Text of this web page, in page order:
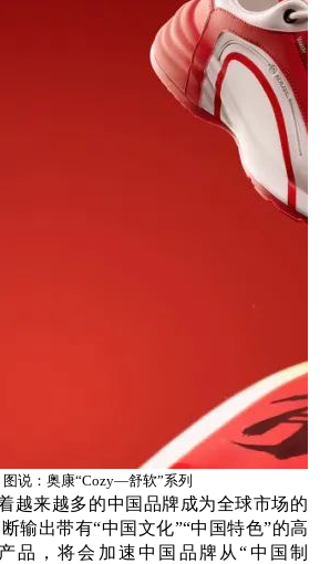
图说： 奥康“Cozy—舒软”系列
越来越多的中国品牌成为全球市场的
输出带有“中国文化”“中国特色”的高
品，将会加速中国品牌从“中国制